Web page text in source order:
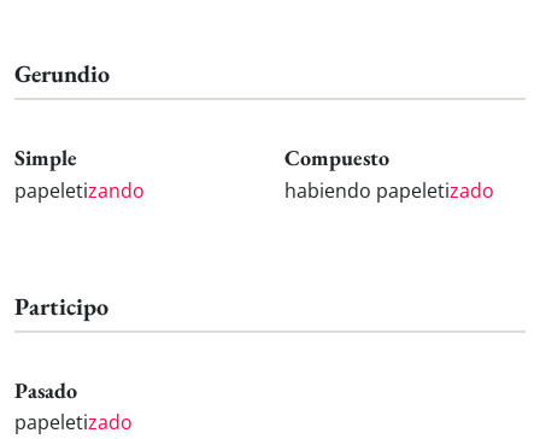
Gerundio
Simple
papeletizando
Compuesto
habiendo papeletizado
Participo
Pasado
papeletizado